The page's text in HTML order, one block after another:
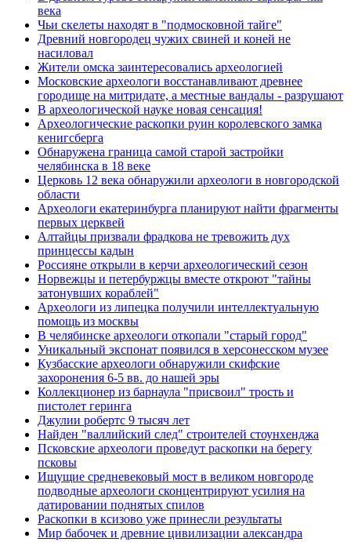
века
Чьи скелеты находят в "подмосковной тайге"
Древний новгородец чужих свиней и коней не
насиловал
Жители омска заинтересовались археологией
Московские археологи восстанавливают древнее
городище на митридате, а местные вандалы - разрушают
В археологической науке новая сенсация!
Археологические раскопки руин королевского замка
кенигсберга
Обнаружена граница самой старой застройки
челябинска в 18 веке
Церковь 12 века обнаружили археологи в новгородской
области
Археологи екатеринбурга планируют найти фрагменты
первых церквей
Алтайцы призвали фрадкова не тревожить дух
принцессы кадын
Россияне открыли в керчи археологический сезон
Норвежцы и петербуржцы вместе откроют "тайны
затонувших кораблей"
Археологи из липецка получили интеллектуальную
помощь из москвы
В челябинске археологи откопали "старый город"
Уникальный экспонат появился в херсонесском музее
Кузбасские археологи обнаружили скифские
захоронения 6-5 вв. до нашей эры
Коллекционер из барнаула "присвоил" трость и
пистолет геринга
Джулии робертс 9 тысяч лет
Найден "валлийский след" строителей стоунхенджа
Псковские археологи проведут раскопки на берегу
псковы
Ищущие средневековый мост в великом новгороде
подводные археологи сконцентрируют усилия на
датировании поднятых спилов
Раскопки в ксизово уже принесли результаты
Мир бабочек и древние цивилизации александра